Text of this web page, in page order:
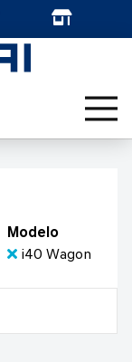
Modelo
i40 Wagon